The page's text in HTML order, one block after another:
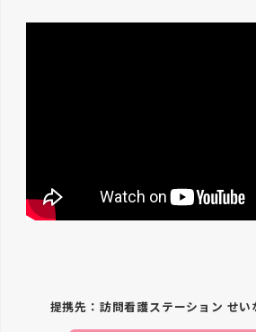
提携先：訪問看護ステーション せ